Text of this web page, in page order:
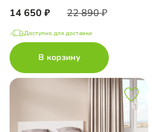
14 650 22 890
Доступно для доставки
В корзину